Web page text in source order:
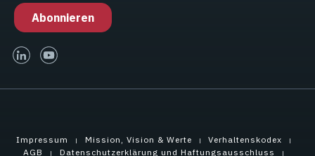
linked-inyoutube
Impressum Mission, Vision & Werte
Verhaltenskodex
AGB
Datenschutzerklärung und Haftungsausschluss